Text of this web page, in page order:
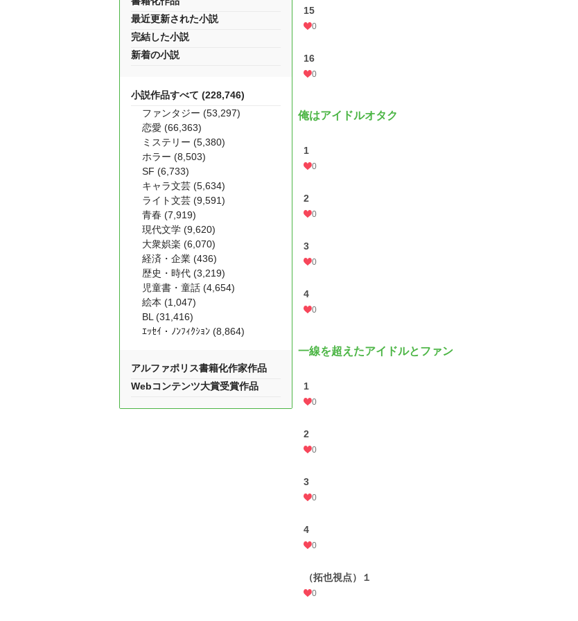
15
0
16
0
俺はアイドルオタク
1
0
2
0
3
0
4
0
一線を超えたアイドルとファン
1
0
2
0
3
0
4
0
（拓也視点）１
0
最近更新された小説
完結した小説
新着の小説
小説作品すべて (228,746)
ファンタジー (53,297)
恋愛 (66,363)
ミステリー (5,380)
ホラー (8,503)
SF (6,733)
キャラ文芸 (5,634)
ライト文芸 (9,591)
青春 (7,919)
現代文学 (9,620)
大衆娯楽 (6,070)
経済・企業 (436)
歴史・時代 (3,219)
児童書・童話 (4,654)
絵本 (1,047)
BL (31,416)
ｴｯｾｲ・ﾉﾝﾌｨｸｼｮﾝ (8,864)
アルファポリス書籍化作家作品
Webコンテンツ大賞受賞作品